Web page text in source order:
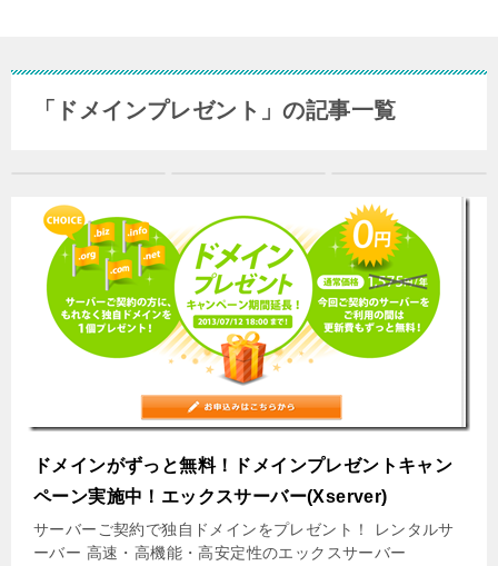
「ドメインプレゼント」の記事一覧
ドメインがずっと無料！ドメインプレゼントキャン
ペーン実施中！エックスサーバー(Xserver)
サーバーご契約で独自ドメインをプレゼント！ レンタルサ
ーバー 高速・高機能・高安定性のエックスサーバー